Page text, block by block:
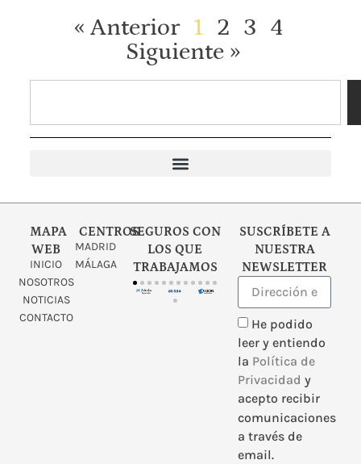
« Anterior 1 2 3 4
Siguiente »
MAPA
WEB
INICIO
NOSOTROS
NOTICIAS
CONTACTO
CENTROS
MADRID
MÁLAGA
SEGUROS CON
LOS QUE
TRABAJAMOS
SUSCRÍBETE A
NUESTRA
NEWSLETTER
He podido
leer y entiendo
la Política de
Privacidad y
acepto recibir
comunicaciones
a través de
email.